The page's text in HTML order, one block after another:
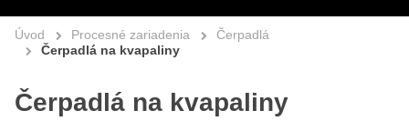
Úvod Procesné zariadenia
Čerpadlá
Čerpadlá na kvapaliny
Čerpadlá na kvapaliny